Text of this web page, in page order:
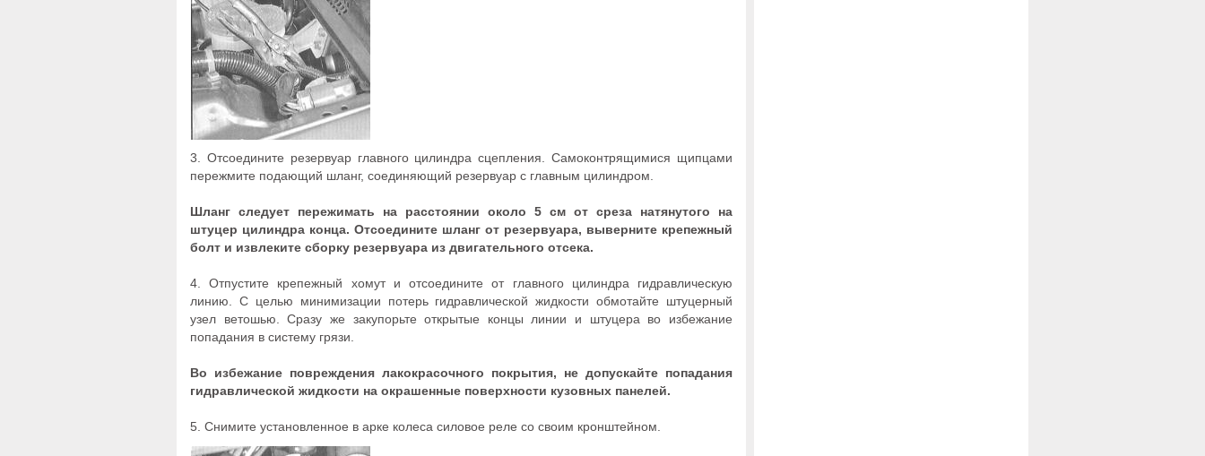
3. Отсоедините резервуар главного цилиндра сцепления. Самоконтрящимися щипцами
пережмите подающий шланг, соединяющий резервуар с главным цилиндром.
Шланг следует пережимать на расстоянии около 5 см от среза натянутого на
штуцер цилиндра конца. Отсоедините шланг от резервуара, выверните крепежный
болт и извлеките сборку резервуара из двигательного отсека.
4. Отпустите крепежный хомут и отсоедините от главного цилиндра гидравлическую
линию. С целью минимизации потерь гидравлической жидкости обмотайте штуцерный
узел ветошью. Сразу же закупорьте открытые концы линии и штуцера во избежание
попадания в систему грязи.
Во избежание повреждения лакокрасочного покрытия, не допускайте попадания
гидравлической жидкости на окрашенные поверхности кузовных панелей.
5. Снимите установленное в арке колеса силовое реле со своим кронштейном.